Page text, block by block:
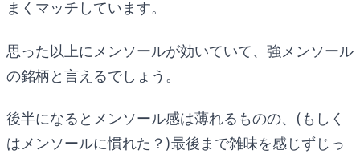
まくマッチしています。
思った以上にメンソールが効いていて、強メンソール
の銘柄と言えるでしょう。
後半になるとメンソール感は薄れるものの、(もしく
はメンソールに慣れた？)最後まで雑味を感じずじっ